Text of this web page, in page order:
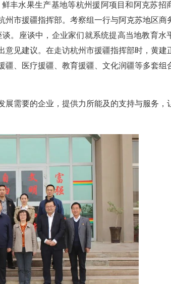
丰水果生产基地等杭州援阿项目和阿克苏招
市援疆指挥部。考察组一行与阿克苏地区商
。座谈中，企业家们就系统提高当地教育水
见建议。在走访杭州市援疆指挥部时，黄建
、医疗援疆、教育援疆、文化润疆等多套组
需要的企业，提供力所能及的支持与服务，